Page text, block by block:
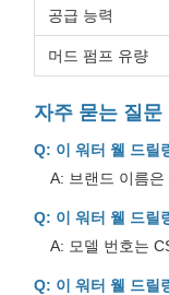
공급 능력
머드 펌프 유량
자주 묻는 질문
Q: 이 워터 웰 드릴
A: 브랜드 이름은
Q: 이 워터 웰 드릴
A: 모델 번호는
Q: 이 워터 웰 드릴